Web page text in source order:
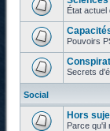
État
Pouvoirs
Secrets
Social
Hors
Parce qu'il